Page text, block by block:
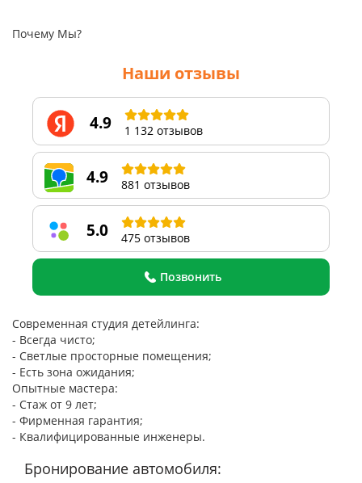
Почему Мы?
Наши отзывы
4.9 1 132 отзывов
4.9 881 отзывов
5.0 475 отзывов
Позвонить
Современная студия детейлинга:
- Всегда чисто;
- Светлые просторные помещения;
- Есть зона ожидания;
Опытные мастера:
- Стаж от 9 лет;
- Фирменная гарантия;
- Квалифицированные инженеры.
Бронирование автомобиля: